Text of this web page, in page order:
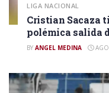
LIGA NACIONAL
Cristian Sacaza
polémica salida
BY ANGEL MEDINA